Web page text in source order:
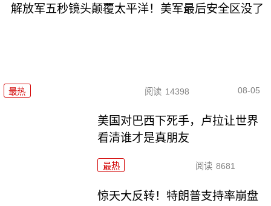
解放军五秒镜头颠覆太平洋！美军最后安全区没了
最热 阅读 14398 08-05
美国对巴西下死手，卢拉让世界
看清谁才是真朋友
最热 阅读 8681
惊天大反转！特朗普支持率崩盘